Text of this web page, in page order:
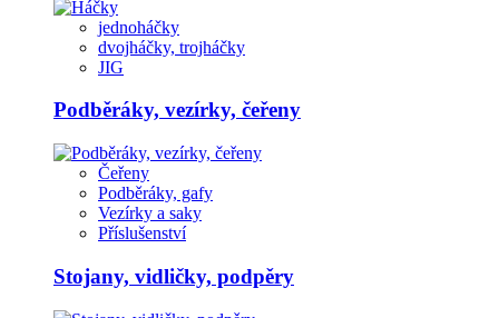
jednoháčky
dvojháčky, trojháčky
JIG
Podběráky, vezírky, čeřeny
Čeřeny
Podběráky, gafy
Vezírky a saky
Příslušenství
Stojany, vidličky, podpěry